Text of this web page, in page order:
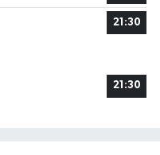
21:30
21:30